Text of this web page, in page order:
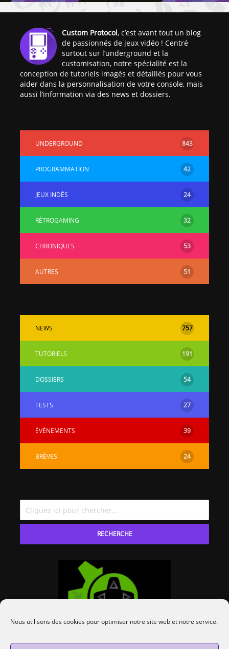
Nous utilisons des cookies pour optimiser notre site web et notre service.
Custom Protocol, c’est avant tout un blog
de passionnés de jeux vidéo ! Centré
surtout sur l’underground et la
customisation, notre spécialité est la
conception de tutoriels imagés et détaillés pour vous
aider dans la personnalisation de votre console, mais
aussi l’information via des news et dossiers.
UNDERGROUND 843
PROGRAMMATION 42
JEUX INDÉS 24
RÉTROGAMING 32
CHRONIQUES 53
AUTRES 51
NEWS 757
TUTORIELS 191
DOSSIERS 54
TESTS 27
ÉVÉNEMENTS 39
BRÈVES 24
RECHERCHE